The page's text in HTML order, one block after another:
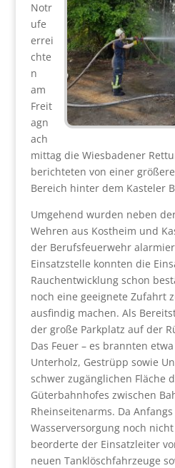
Notr
ufe
errei
chte
n
am
Freit
agn
ach
mittag die Wiesbadener
berichteten von einer
Bereich hinter dem Kasteler
Umgehend wurden neben
Wehren aus Kostheim und
der Berufsfeuerwehr
Einsatzstelle konnten die
Rauchentwicklung schon
noch eine geeignete Zufahrt
ausfindig machen. Als
der große Parkplatz auf der
Das Feuer – es brannten
Unterholz, Gestrüpp sowie
schwer zugänglichen Fläche
Güterbahnhofes zwischen
Rheinseitenarms. Da
Wasserversorgung noch
beorderte der Einsatzleiter
neuen Tanklöschfahrzeuge